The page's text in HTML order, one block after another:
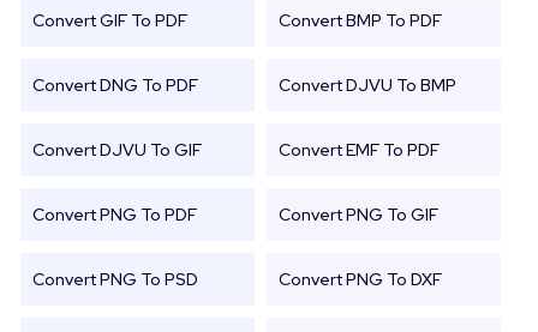
Convert GIF To PDF Convert BMP To PDF
Convert DNG To PDF Convert DJVU To BMP
Convert DJVU To GIF Convert EMF To PDF
Convert PNG To PDF Convert PNG To GIF
Convert PNG To PSD Convert PNG To DXF